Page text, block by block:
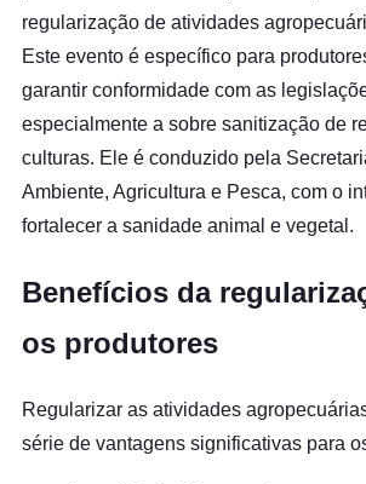
regularização de atividades
Este evento é específico para
garantir conformidade com as
especialmente a sobre sanitização de
culturas. Ele é conduzido pela
Ambiente, Agricultura e Pesca, com o
fortalecer a sanidade animal e vegetal.
Benefícios da
os produtores
Regularizar as atividades
série de vantagens significativas para